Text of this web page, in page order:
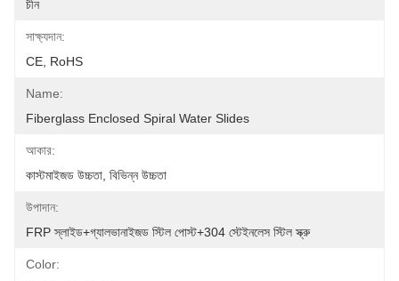
চীন
সাক্ষ্যদান:
CE, RoHS
Name:
Fiberglass Enclosed Spiral Water Slides
আকার:
কাস্টমাইজড উচ্চতা, বিভিন্ন উচ্চতা
উপাদান:
FRP স্লাইড+গ্যালভানাইজড স্টিল পোস্ট+304 স্টেইনলেস স্টিল স্ক্রু
Color: